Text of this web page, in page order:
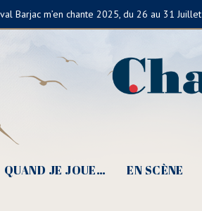
Barjac m’en chante 2025, du 26 au 31 Juillet
QUAND JE JOUE… EN SCÈNE